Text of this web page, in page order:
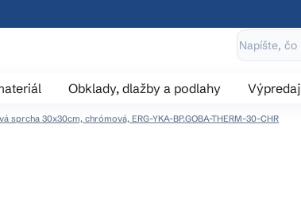
Obklady, dlažby a podlahy Výpredaj
30x30cm, chrómová, ERG-YKA-BP.GOBA-THERM-30-CHR